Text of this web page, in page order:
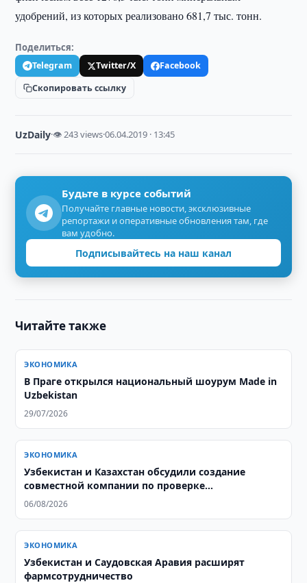
удобрений, из которых реализовано 681,7 тыс. тонн.
Поделиться:
Telegram Twitter/X
Facebook
Скопировать ссылку
UzDaily·👁 243 views·06.04.2019 · 13:45
Будьте в курсе событий
Получайте главные новости, эксклюзивные
репортажи и оперативные обновления там, где
вам удобно.
Подписывайтесь на наш канал
Читайте также
ЭКОНОМИКА
В Праге открылся национальный шоурум Made in
Uzbekistan
29/07/2026
ЭКОНОМИКА
Узбекистан и Казахстан обсудили создание
совместной компании по проверке
добросовестности контрагентов
06/08/2026
ЭКОНОМИКА
​​​​​​​Узбекистан и Саудовская Аравия расширят
фармсотрудничество